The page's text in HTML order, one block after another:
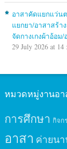
อาสาคัดแยกแว่น
แยกยา/อาสาสร้า
จัดกางเกงผ้าอ้อม
29 July 2026 at 14
หมวดหมู่งานอา
การศึกษา กิจก
อาสา ค่ายน